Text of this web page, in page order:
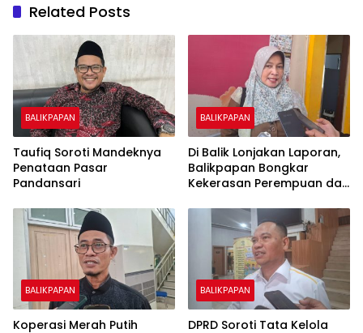
Related Posts
BALIKPAPAN
Taufiq Soroti Mandeknya
Penataan Pasar
Pandansari
BALIKPAPAN
Di Balik Lonjakan Laporan,
Balikpapan Bongkar
Kekerasan Perempuan dan
BALIKPAPAN
Koperasi Merah Putih
BALIKPAPAN
DPRD Soroti Tata Kelola